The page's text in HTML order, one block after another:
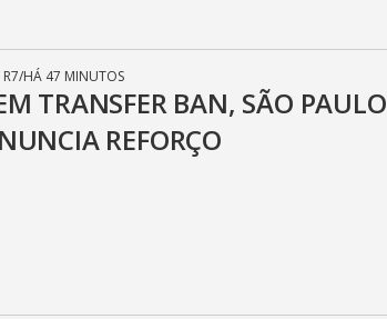
/HÁ 47 MINUTOS
TRANSFER BAN, SÃO PAULO
REFORÇO